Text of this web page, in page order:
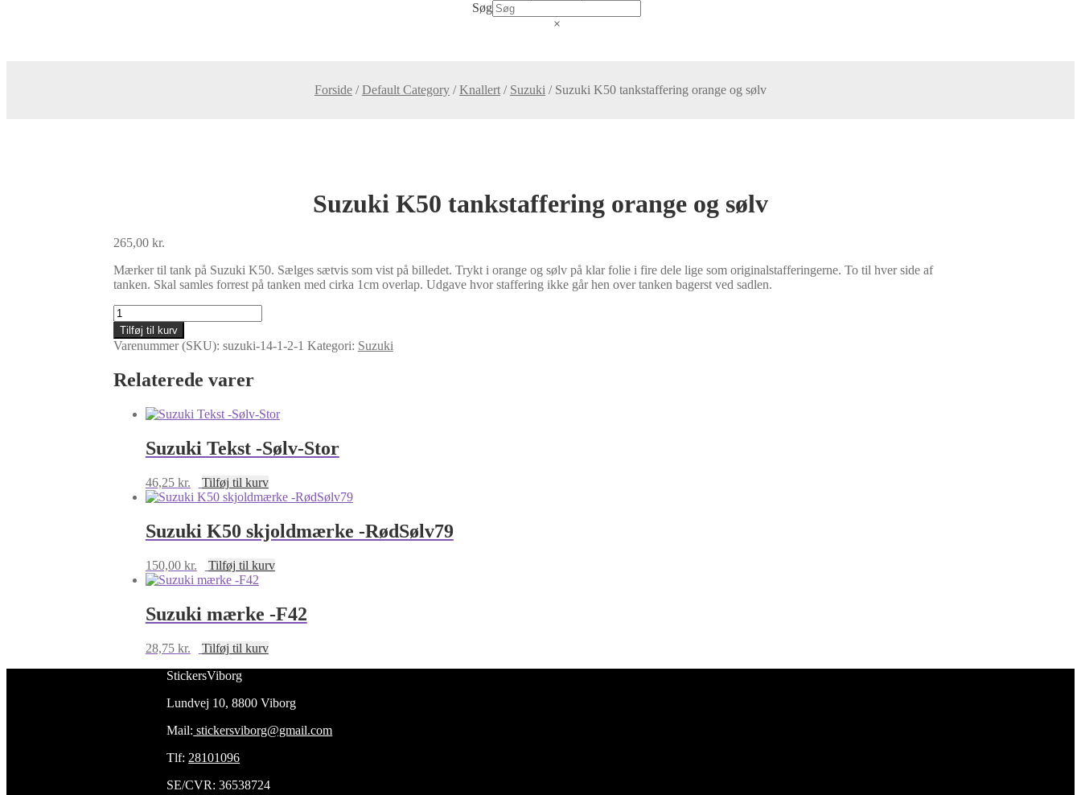
Søg
×
Forside /Default Category /Knallert / Suzuki / Suzuki K50 tankstaffering orange og sølv
Suzuki K50 tankstaffering orange og sølv
265,00 kr.
Mærker til tank på Suzuki K50. Sælges sætvis som vist på billedet. Trykt i orange og sølv på klar folie i fire dele lige som originalstafferingerne. To til hver side af
tanken. Skal samles forrest på tanken med cirka 1cm overlap. Udgave hvor staffering ikke går hen over tanken bagerst ved sadlen.
Suzuki
K50
tankstaffering
orange
sølv
Tilføj til kurv
Varenummer (SKU): suzuki-14-1-2-1 Kategori: Suzuki
Relaterede varer
Suzuki Tekst -Sølv-Stor
46,25 kr. Tilføj til kurv
Suzuki K50 skjoldmærke -RødSølv79
150,00 kr. Tilføj til kurv
Suzuki mærke -F42
28,75 kr.
Tilføj til kurv
StickersViborg
Lundvej 10, 8800 Viborg
Mail: stickersviborg@gmail.com
Tlf: 28101096
SE/CVR: 36538724